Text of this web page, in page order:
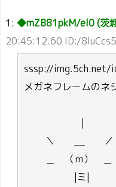
1: ◆mZB81pkM/el0 (茨
20:45:12.60 ID:/
sssp://img.5ch.net/
メガネフレームのネ
|
＼ __ ／
＿ （ｍ） ＿
|ミ|